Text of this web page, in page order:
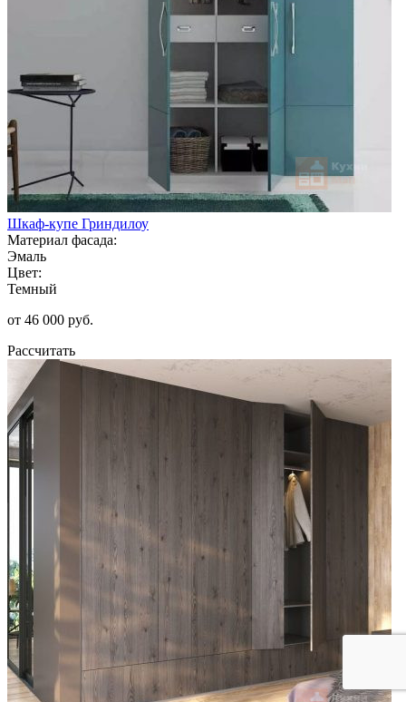
Шкаф-купе Гриндилоу
Материал фасада:
Эмаль
Цвет:
Темный
от 46 000 руб.
Рассчитать